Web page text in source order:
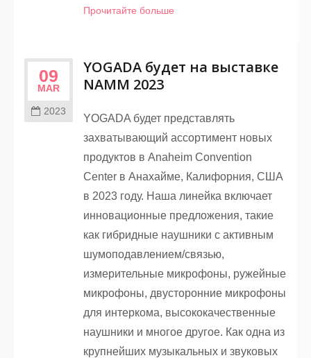
Прочитайте больше
09
MAR
2023
YOGADA будет на выставке
NAMM 2023
YOGADA будет представлять
захватывающий ассортимент новых
продуктов в Anaheim Convention
Center в Анахайме, Калифорния, США
в 2023 году. Наша линейка включает
инновационные предложения, такие
как гибридные наушники с активным
шумоподавлением/связью,
измерительные микрофоны, ружейные
микрофоны, двусторонние микрофоны
для интеркома, высококачественные
наушники и многое другое. Как одна из
крупнейших музыкальных и звуковых